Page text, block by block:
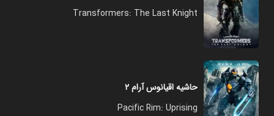
Transformers: The Last Knight
حاشیه اقیانوس آرام ۲
Pacific Rim: Uprising